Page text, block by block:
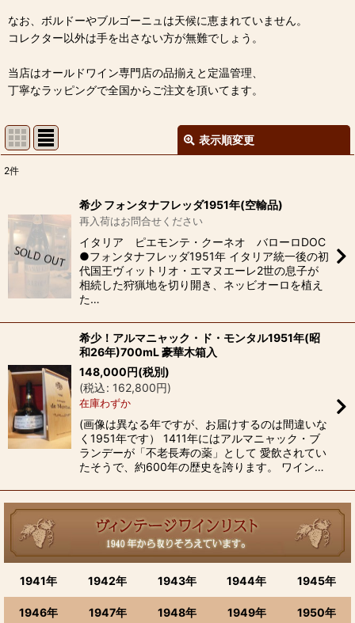
なお、ボルドーやブルゴーニュは天候に恵まれていません。
コレクター以外は手を出さない方が無難でしょう。
当店はオールドワイン専門店の品揃えと定温管理、
丁寧なラッピングで全国からご注文を頂いてます。
表示順変更
並び順 :
絞り込む
2件
希少 フォンタナフレッダ1951年(空輸品)
再入荷はお問合せください
イタリア ピエモンテ・クーネオ バローロDOC
●フォンタナフレッダ1951年 イタリア統一後の初
代国王ヴィットリオ・エマヌエーレ2世の息子が
相続した狩猟地を切り開き、ネッビオーロを植え
た…
希少！アルマニャック・ド・モンタル1951年(昭
和26年)700mL 豪華木箱入
148,000円(税別)
(税込: 162,800円)
在庫わずか
(画像は異なる年ですが、お届けするのは間違いな
く1951年です） 1411年にはアルマニャック・ブ
ランデーが「不老長寿の薬」として 愛飲されてい
たそうで、約600年の歴史を誇ります。 ワイン…
1941年 1942年 1943年 1944年 1945年
1946年 1947年 1948年 1949年 1950年